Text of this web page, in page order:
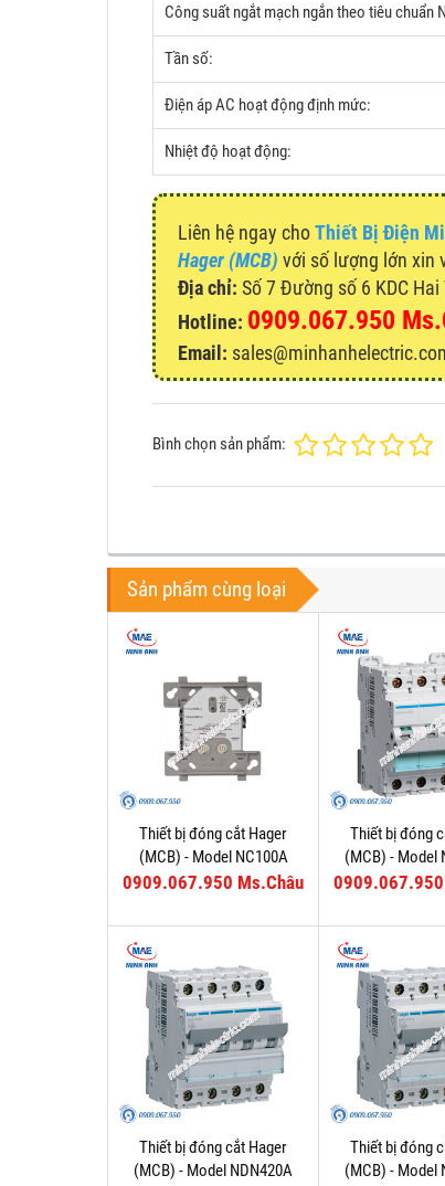
Công suất ngắt mạch ngắn theo tiêu chuẩn
Tần số:
Điện áp AC hoạt động định mức:
Nhiệt độ hoạt động:
Liên hệ ngay choThiết Bị Điện
Hager (MCB) với số lượng lớn xin
Địa chỉ: Số 7 Đường số 6 KDC
Hotline: 0909.067.950
Email:
Bình chọn sản phẩm:
Sản phẩm cùng loại
Thiết bị đóng cắt Hager
(MCB) - Model NC100A
0909.067.950 Ms.Châu
Thiết bị đóng
(MCB) - Model
Thiết bị đóng cắt Hager
(MCB) - Model NDN420A
Thiết bị đóng
(MCB) - Model